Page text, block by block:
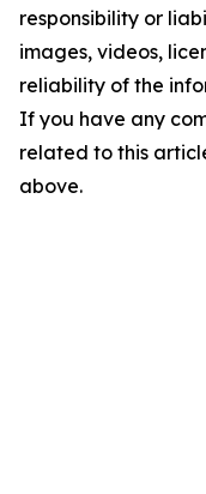
responsibility or
images, videos,
reliability of the
If you have any
related to this
above.